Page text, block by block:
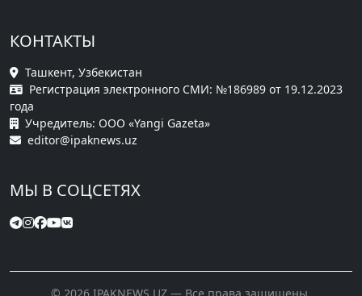
КОНТАКТЫ
Ташкент, Узбекистан
Регистрация электронного СМИ: №186989 от 19.12.2023
года
Учредитель: ООО «Yangi Gazeta»
editor@ipaknews.uz
МЫ В СОЦСЕТЯХ